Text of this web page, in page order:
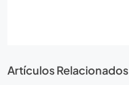
Artículos Relacionados